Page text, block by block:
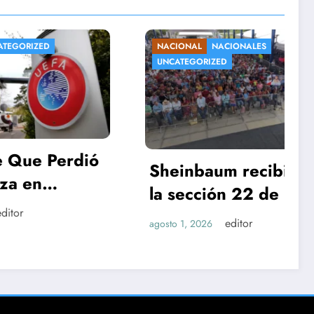
NACIONAL
NACIONALES
UNCATEGORIZED
Sheinbaum recibirá a
la sección 22 de la
CNTE en Palacio
agosto 1, 2026 editor